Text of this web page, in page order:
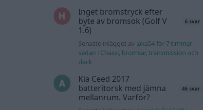
Inget bromstryck efter
byte av bromsok (Golf V
1.6)
6 svar
Senaste inlägget av jaka54 för 7 timmar
sedan i Chassi, bromsar, transmission och
däck
Kia Ceed 2017
batteritorsk med jämna
mellanrum. Varför?
46 svar